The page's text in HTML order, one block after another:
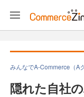
みんなでA-Commerce（A
隠れた自社